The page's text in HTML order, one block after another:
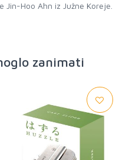
Hoo Ahn iz Južne Koreje.
zanimati